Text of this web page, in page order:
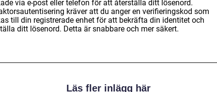
via e-post eller telefon för att återställa ditt lösenord.
kräver att du anger en verifieringskod som
till din registrerade enhet för att bekräfta din identitet och
ditt lösenord. Detta är snabbare och mer säkert.
Läs fler inlägg här